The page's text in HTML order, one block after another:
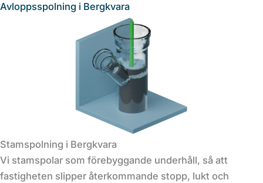
Avloppsspolning i Bergkvara
Stamspolning i Bergkvara
Vi stamspolar som förebyggande underhåll, så att
fastigheten slipper återkommande stopp, lukt och